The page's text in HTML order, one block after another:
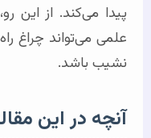
پیدا می‌کند. از این
علمی می‌تواند چراغ
نشیب باشد.
آنچه در این